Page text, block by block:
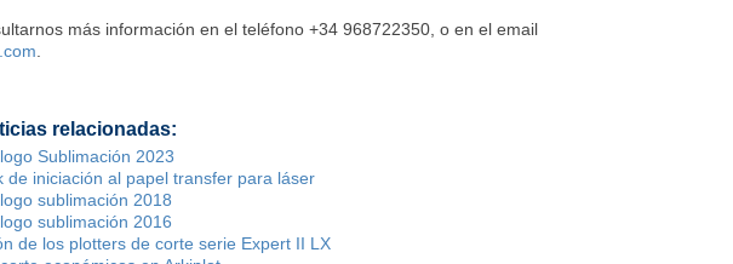
más información en el teléfono +34 968722350, o en el email
relacionadas:
Sublimación 2023
de iniciación al papel transfer para láser
sublimación 2018
sublimación 2016
de los plotters de corte serie Expert II LX